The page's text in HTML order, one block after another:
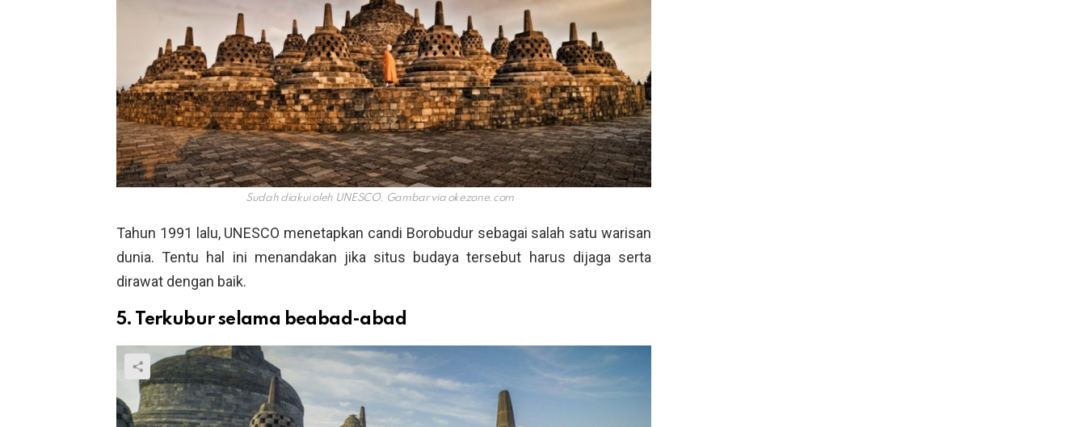
Sudah diakui oleh UNESCO. Gambar via okezone.com
Tahun 1991 lalu, UNESCO menetapkan candi Borobudur sebagai salah satu warisan
dunia. Tentu hal ini menandakan jika situs budaya tersebut harus dijaga serta
dirawat dengan baik.
5. Terkubur selama beabad-abad